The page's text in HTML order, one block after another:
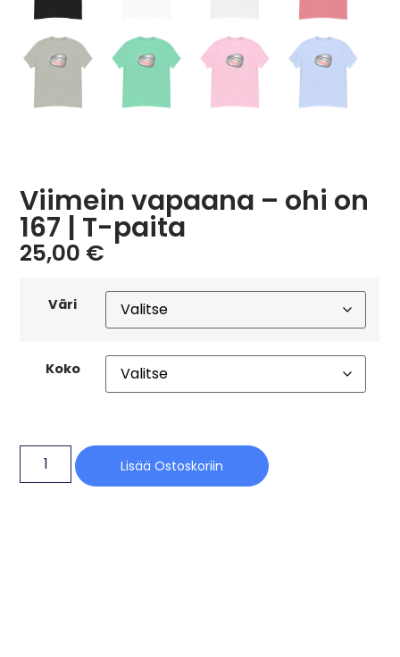
Viimein vapaana – ohi on
167 | T-paita
25,00 €
Väri
Koko
Lisää Ostoskoriin